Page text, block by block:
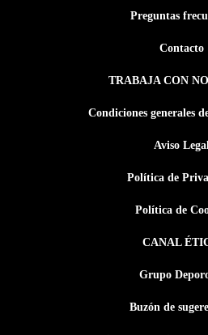
Preguntas
Contacto
TRABAJA CON
Condiciones generales
Aviso
Política de
Política de
CANAL
Grupo
Buzón de